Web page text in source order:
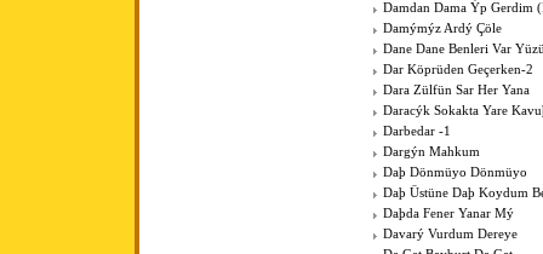
Damdan Dama Ýp Gerdim
Damýmýz Ardý Çöle
Dane Dane Benleri Var
Dar Köprüden Geçerken-2
Dara Zülfün Sar Her Yana
Daracýk Sokakta Yare
Darbedar -1
Dargýn Mahkum
Daþ Dönmüyo Dönmüyo
Daþ Üstüne Daþ Koydum
Daþda Fener Yanar Mý
Davarý Vurdum Dereye